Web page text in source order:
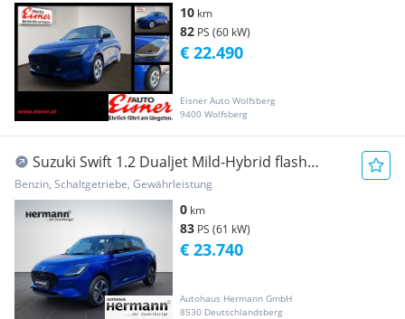
10 km
82 PS (60 kW)
Eisner Auto Wolfsberg
9400 Wolfsberg
€ 22.490
Suzuki Swift 1.2 Dualjet Mild-Hybrid flash
Hybrid ALLGRIP
Benzin, Schaltgetriebe, Gewährleistung
0 km
83 PS (61 kW)
Autohaus Hermann GmbH
8530 Deutschlandsberg
€ 23.740